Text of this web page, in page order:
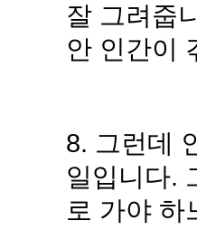
잘 그려줍
안 인간이
8. 그런데
일입니다.
로 가야 하